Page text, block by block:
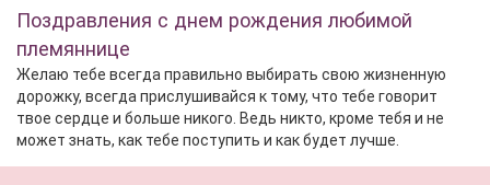
Поздравления с днем рождения любимой
племяннице
Желаю тебе всегда правильно выбирать свою жизненную
дорожку, всегда прислушивайся к тому, что тебе говорит
твое сердце и больше никого. Ведь никто, кроме тебя и не
может знать, как тебе поступить и как будет лучше.